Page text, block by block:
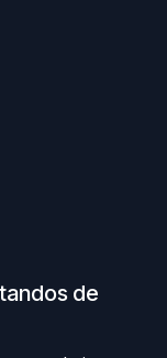
de